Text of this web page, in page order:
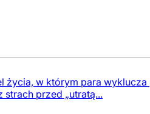
życia, w którym para wyklucza
przed „utratą...